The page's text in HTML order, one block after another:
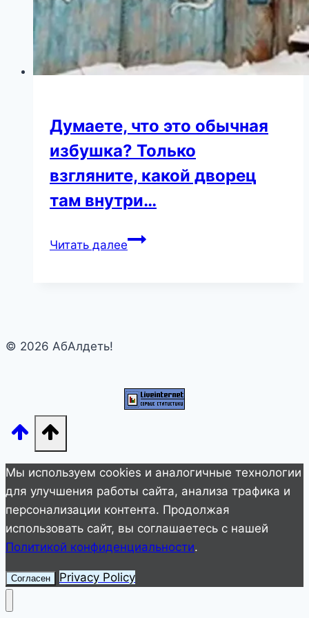
Думаете, что это обычная
избушка? Только
взгляните, какой дворец
там внутри…
Читать далееДумаете,
дворец
там
© 2026 АбАлдеть!
Мы используем cookies и аналогичные технологии
для улучшения работы сайта, анализа трафика и
персонализации контента. Продолжая
использовать сайт, вы соглашаетесь с нашей
Политикой конфиденциальности.
Согласен Privacy Policy